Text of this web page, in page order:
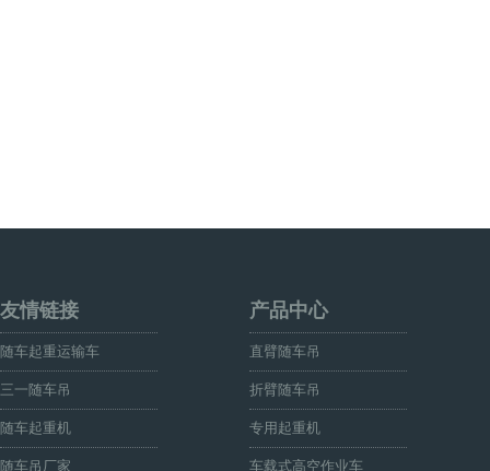
友情链接
随车起重运输车
三一随车吊
随车起重机
随车吊厂家
产品中心
直臂随车吊
折臂随车吊
专用起重机
车载式高空作业车